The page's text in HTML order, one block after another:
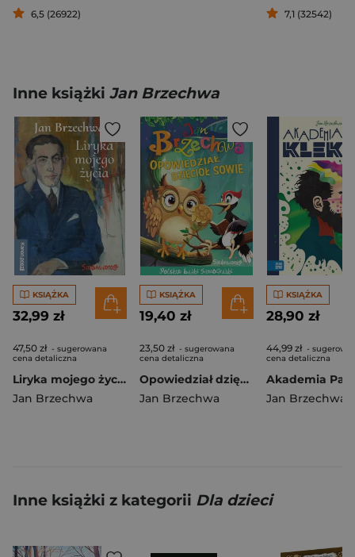
6,5 (26922) 7,1 (32542)
Inne książki Jan Brzechwa
KSIĄŻKA
32,99 zł
47,50 zł - sugerowana
cena detaliczna
Liryka mojego życia. Kanon poezji polskiej
Jan Brzechwa
KSIĄŻKA
19,40 zł
23,50 zł - sugerowana
cena detaliczna
Opowiedział dzięcioł sowie. Bajki polskie
Jan Brzechwa
KSIĄŻKA
28,90 zł
44,99 zł -
cena detaliczna
Jan Brzechwa
Inne książki z kategorii Dla dzieci